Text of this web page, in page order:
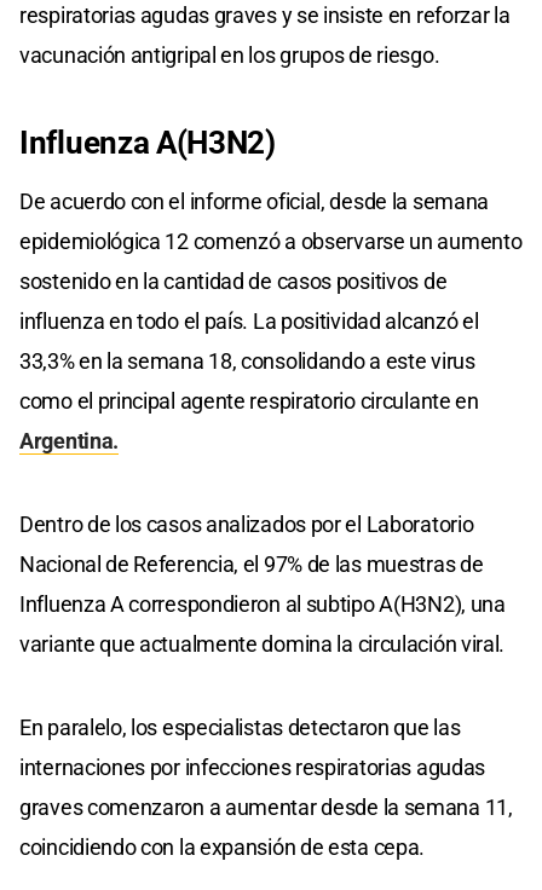
respiratorias agudas graves y se insiste en reforzar la
vacunación antigripal en los grupos de riesgo.
Influenza A(H3N2)
De acuerdo con el informe oficial, desde la semana
epidemiológica 12 comenzó a observarse un aumento
sostenido en la cantidad de casos positivos de
influenza en todo el país. La positividad alcanzó el
33,3% en la semana 18, consolidando a este virus
como el principal agente respiratorio circulante en
Argentina.
Dentro de los casos analizados por el Laboratorio
Nacional de Referencia, el 97% de las muestras de
Influenza A correspondieron al subtipo A(H3N2), una
variante que actualmente domina la circulación viral.
En paralelo, los especialistas detectaron que las
internaciones por infecciones respiratorias agudas
graves comenzaron a aumentar desde la semana 11,
coincidiendo con la expansión de esta cepa.